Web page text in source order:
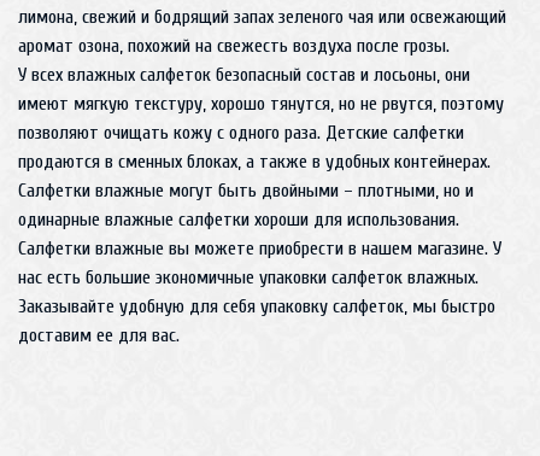
лимона, свежий и бодрящий запах зеленого чая или освежающий
аромат озона, похожий на свежесть воздуха после грозы.
У всех влажных салфеток безопасный состав и лосьоны, они
имеют мягкую текстуру, хорошо тянутся, но не рвутся, поэтому
позволяют очищать кожу с одного раза. Детские салфетки
продаются в сменных блоках, а также в удобных контейнерах.
Салфетки влажные могут быть двойными – плотными, но и
одинарные влажные салфетки хороши для использования.
Салфетки влажные вы можете приобрести в нашем магазине. У
нас есть большие экономичные упаковки салфеток влажных.
Заказывайте удобную для себя упаковку салфеток, мы быстро
доставим ее для вас.